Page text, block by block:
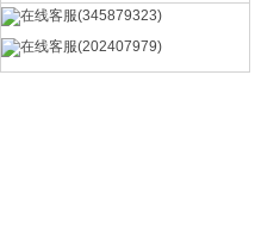
在线客服(345879323)
在线客服(202407979)